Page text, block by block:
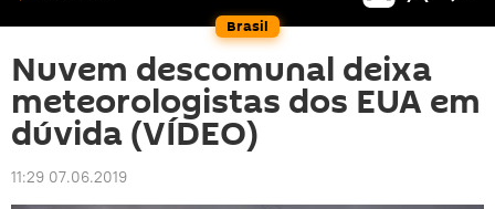
Brasil
Nuvem descomunal deixa
meteorologistas dos EUA em
dúvida (VÍDEO)
11:29 07.06.2019